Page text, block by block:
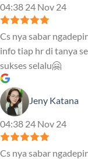
04:38 24 Nov 24
Cs nya sabar
info tiap hr di tanya
sukses selalu🤗
Jeny Katana
04:38 24 Nov 24
Cs nya sabar